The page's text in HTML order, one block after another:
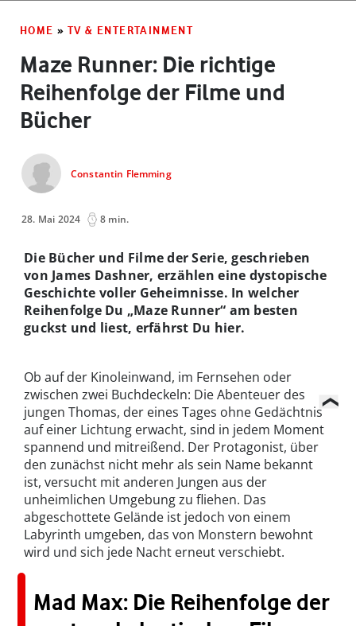
HOME » TV & ENTERTAINMENT
Maze Runner: Die richtige
Reihenfolge der Filme und
Bücher
Constantin Flemming
28. Mai 2024 8 min.
Die Bücher und Filme der Serie, geschrieben
von James Dashner, erzählen eine dystopische
Geschichte voller Geheimnisse. In welcher
Reihenfolge Du „Maze Runner“ am besten
guckst und liest, erfährst Du hier.
Ob auf der Kinoleinwand, im Fernsehen oder
zwischen zwei Buchdeckeln: Die Abenteuer des
jungen Thomas, der eines Tages ohne Gedächtnis
auf einer Lichtung erwacht, sind in jedem Moment
spannend und mitreißend. Der Protagonist, über
den zunächst nicht mehr als sein Name bekannt
ist, versucht mit anderen Jungen aus der
unheimlichen Umgebung zu fliehen. Das
abgeschottete Gelände ist jedoch von einem
Labyrinth umgeben, das von Monstern bewohnt
wird und sich jede Nacht erneut verschiebt.
Mad Max: Die Reihenfolge der